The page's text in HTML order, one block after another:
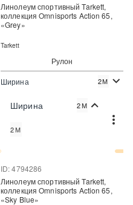
Рулон
Цена:
Линолеум спортивный Tarkett,
коллекция Omnisports Action 65,
«Grey»
Tarkett
Ширина 2М
Ширина 2М
2М
ID: 4794286
Линолеум спортивный Tarkett,
коллекция Omnisports Action 65,
«Sky Blue»